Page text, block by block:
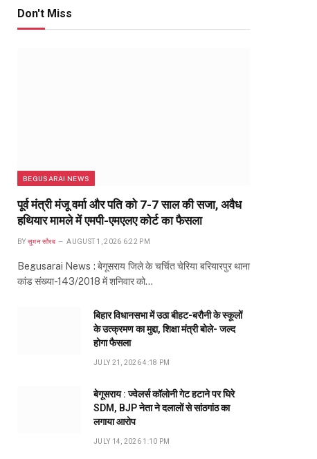
Don't Miss
BEGUSARAI NEWS
पूर्व मंत्री मंजू वर्मा और पति को 7-7 साल की सजा, अवैध
हथियार मामले में एमपी-एमएलए कोर्ट का फैसला
BY सुमन सौरब AUGUST 1, 2026 6:22 PM
Begusarai News : बेगूसराय जिले के चर्चित चेरिया बरियारपुर थाना
कांड संख्या-143/2018 में शनिवार को…
बिहार विधानसभा में उठा बीहट-बरौनी के स्कूलों
के उत्क्रमण का मुद्दा, शिक्षा मंत्री बोले- जल्द
होगा फैसला
JULY 21, 2026 4:18 PM
बेगूसराय : ज्वेलर्स कॉलोनी गेट हटाने पर घिरे
SDM, BJP नेता ने दलालों से सांठगांठ का
लगाया आरोप
JULY 14, 2026 1:10 PM